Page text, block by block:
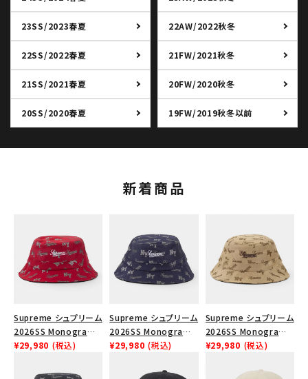
23SS/2023春夏 22AW/2022秋冬
22SS/2022春夏 21FW/2021秋冬
21SS/2021春夏 20FW/2020秋冬
20SS/2020春夏 19FW/2019秋冬以前
新着商品
Supreme シュプリーム
2026SS Monogram
Crusher Hat モノグラ
レッド
¥29,980 (税込)
Supreme シュプリーム
2026SS Monogram
Crusher Hat モノグラ
ネイビー
¥29,980 (税込)
Supreme シュプリーム
2026SS Monogram
Crusher Hat モノグラ
¥29,980 (税込)